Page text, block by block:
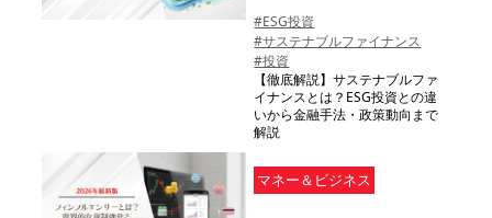
#ESG投資
#サステナブルファイナンス
#投資
【徹底解説】サステナブルファ
イナンスとは？ESG投資との違
いから金融手法・政策動向まで
解説
マネー＆ビジネス